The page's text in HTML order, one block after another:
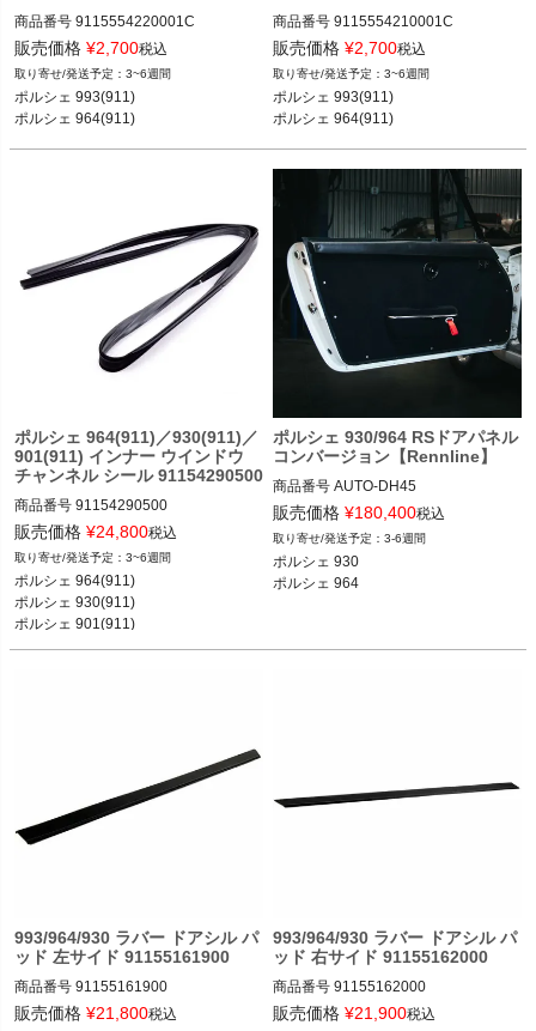
商品番号 9115554220001C
ポルシェ 993(911) カレラ／カレラ4／
ターボ／カレラRS／カレラ4S／ター
ボS／カレラS 93-97
ポルシェ 964(911) カレラ2／カレラ4
販売価格 ¥2,700税込
3~6週間
ポルシェ 993(911)
商品番号 9115554210001C
ポルシェ 993(911) カレラ／カレラ4／
ターボ／カレラRS／カレラ4S／ター
ボS／カレラS 93-97
ポルシェ 964(911) カレラ2／カレラ4
販売価格 ¥2,700税込
3~6週間
ポルシェ 993(911)
ポルシェ 964(911)／930(911)／
901(911) インナー ウインドウ
チャンネル シール 91154290500
商品番号 91154290500
ポルシェ 964(911) カレラ2／カレラ4
／カレラRS／ターボ 89-93
ポルシェ 930(911) カレラ／ターボ 74
-89
ポルシェ 901(911) 911 66-78
販売価格 ¥24,800税込
3~6週間
ポルシェ 964(911)
ポルシェ 930(911)
ポルシェ 901(911)
ポルシェ 930/964 RSドアパネル
コンバージョン【Rennline】
商品番号 AUTO-DH45
DH45
ポルシェ 930 75-89
ポルシェ 964 89-94
販売価格 ¥180,400税込
3-6週間
ポルシェ 930
ポルシェ 964
993/964/930 ラバー ドアシル パ
ッド 左サイド 91155161900
商品番号 91155161900
91155161900
販売価格 ¥21,800税込
993/964/930 ラバー ドアシル パ
ッド 右サイド 91155162000
商品番号 91155162000
91155162000
販売価格 ¥21,900税込